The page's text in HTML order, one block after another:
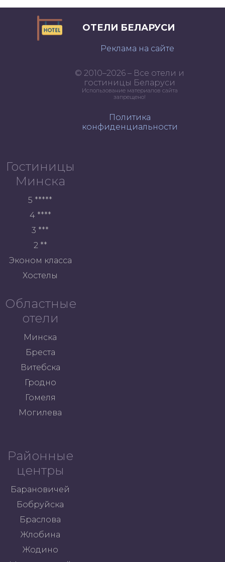
ОТЕЛИ БЕЛАРУСИ
Реклама на сайте
© 2010–2026 – Все отели и
гостиницы Беларуси
Использование материалов сайта
запрещено!
Политика
конфиденциальности
Гостиницы
Минска
5 *****
4 ****
3 ***
2 **
Эконом класса
Хостелы
Областные
отели
Минска
Бреста
Витебска
Гродно
Гомеля
Могилева
Районные
центры
Барановичей
Бобруйска
Браслова
Жлобина
Жодино